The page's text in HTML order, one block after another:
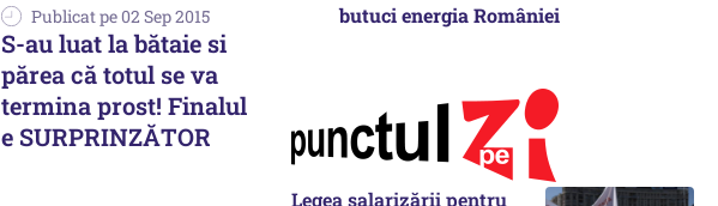
Publicat pe 02 Sep 2015
S-au luat la bătaie si
părea că totul se va
termina prost! Finalul
e SURPRINZĂTOR
butuci energia României
Legea salarizării pentru